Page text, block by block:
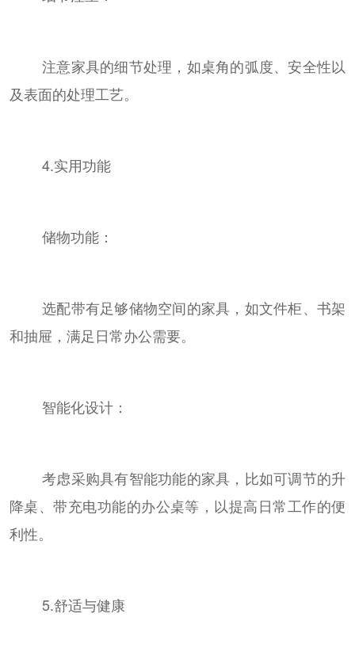
注意家具的细节处理，如桌角的弧度、安全性以
及表面的处理工艺。
4.实用功能
储物功能：
选配带有足够储物空间的家具，如文件柜、书架
和抽屉，满足日常办公需要。
智能化设计：
考虑采购具有智能功能的家具，比如可调节的升
降桌、带充电功能的办公桌等，以提高日常工作的便
利性。
5.舒适与健康